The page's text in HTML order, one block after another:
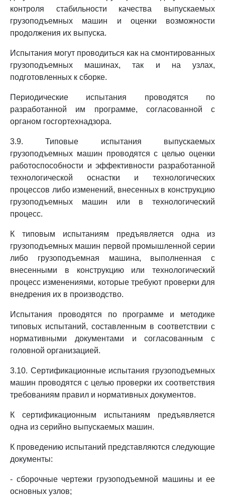
контроля стабильности качества выпускаемых
грузоподъемных машин и оценки возможности
продолжения их выпуска.
Испытания могут проводиться как на смонтированных
грузоподъемных машинах, так и на узлах,
подготовленных к сборке.
Периодические испытания проводятся по
разработанной им программе, согласованной с
органом госгортехнадзора.
3.9. Типовые испытания выпускаемых
грузоподъемных машин проводятся с целью оценки
работоспособности и эффективности разработанной
технологической оснастки и технологических
процессов либо изменений, внесенных в конструкцию
грузоподъемных машин или в технологический
процесс.
К типовым испытаниям предъявляется одна из
грузоподъемных машин первой промышленной серии
либо грузоподъемная машина, выполненная с
внесенными в конструкцию или технологический
процесс изменениями, которые требуют проверки для
внедрения их в производство.
Испытания проводятся по программе и методике
типовых испытаний, составленным в соответствии с
нормативными документами и согласованным с
головной организацией.
3.10. Сертификационные испытания грузоподъемных
машин проводятся с целью проверки их соответствия
требованиям правил и нормативных документов.
К сертификационным испытаниям предъявляется
одна из серийно выпускаемых машин.
К проведению испытаний представляются следующие
документы:
- сборочные чертежи грузоподъемной машины и ее
основных узлов;